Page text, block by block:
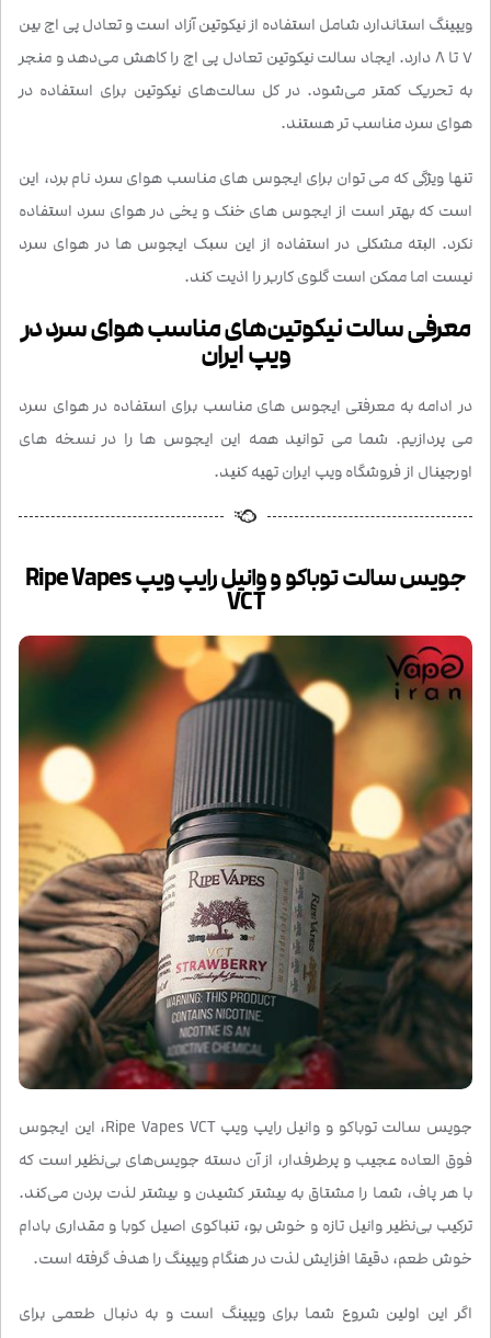
ویپینگ استاندارد شامل استفاده از نیکوتین آزاد است و تعادل پی اچ بین
7 تا 8 دارد. ایجاد سالت نیکوتین تعادل پی اچ را کاهش می‌دهد و منجر
به تحریک کمتر می‌شود. در کل سالت‌های نیکوتین برای استفاده در
هوای سرد مناسب ‌تر هستند.
تنها ویژگی که می توان برای ایجوس های مناسب هوای سرد نام برد، این
است که بهتر است از ایجوس های خنک و یخی در هوای سرد استفاده
نکرد. البته مشکلی در استفاده از این سبک ایجوس ها در هوای سرد
نیست اما ممکن است گلوی کاربر را اذیت کند.
معرفی سالت نیکوتین‌های مناسب هوای سرد در
ویپ ایران
در ادامه به معرفتی ایجوس های مناسب برای استفاده در هوای سرد
می پردازیم. شما می توانید همه این ایجوس ها را در نسخه های
اورجینال از فروشگاه ویپ ایران تهیه کنید.
جویس سالت توباکو و وانیل رایپ ویپ Ripe Vapes
VCT
جویس سالت توباکو و وانیل رایپ ویپ Ripe Vapes VCT، این ایجوس
فوق العاده عجیب و پرطرفدار، از آن دسته جویس‌های بی‌نظیر است که
با هر پاف، شما را مشتاق به بیشتر کشیدن و بیشتر لذت بردن می‌کند.
ترکیب بی‌نظیر وانیل تازه و خوش بو، تنباکوی اصیل کوبا و مقداری بادام
خوش طعم، دقیقا افزایش لذت در هنگام ویپینگ را هدف گرفته است.
اگر این اولین شروع شما برای ویپینگ است و به دنبال طعمی برای